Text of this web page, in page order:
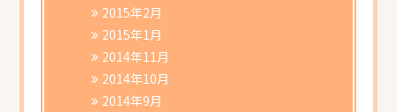
2015年2月
2015年1月
2014年11月
2014年10月
2014年9月